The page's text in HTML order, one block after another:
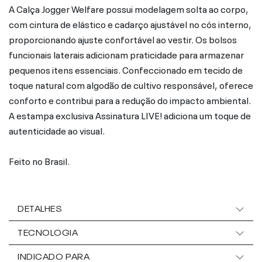
A Calça Jogger Welfare possui modelagem solta ao corpo,
com cintura de elástico e cadarço ajustável no cós interno,
proporcionando ajuste confortável ao vestir. Os bolsos
funcionais laterais adicionam praticidade para armazenar
pequenos itens essenciais. Confeccionado em tecido de
toque natural com algodão de cultivo responsável, oferece
conforto e contribui para a redução do impacto ambiental.
A estampa exclusiva Assinatura LIVE! adiciona um toque de
autenticidade ao visual.
Feito no Brasil.
DETALHES
TECNOLOGIA
INDICADO PARA